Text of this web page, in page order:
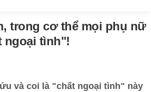
trong cơ thể mọi phụ nữ
ngoại tình"!
và coi là "chất ngoại tình" này